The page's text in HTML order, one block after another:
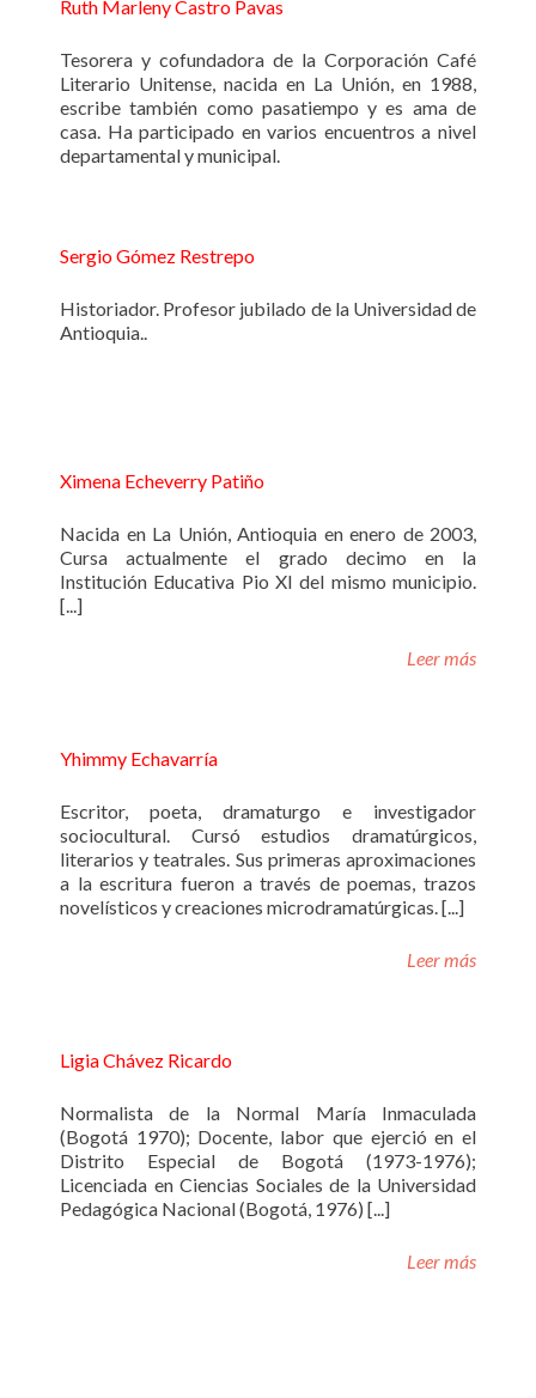
Ruth Marleny Castro Pavas
Tesorera y cofundadora de la Corporación Café
Literario Unitense, nacida en La Unión, en 1988,
escribe también como pasatiempo y es ama de
casa. Ha participado en varios encuentros a nivel
departamental y municipal.
Sergio Gómez Restrepo
Historiador. Profesor jubilado de la Universidad de
Antioquia..
Ximena Echeverry Patiño
Nacida en La Unión, Antioquia en enero de 2003,
Cursa actualmente el grado decimo en la
Institución Educativa Pio XI del mismo municipio.
[...]
Leer más
Yhimmy Echavarría
Escritor, poeta, dramaturgo e investigador
sociocultural. Cursó estudios dramatúrgicos,
literarios y teatrales. Sus primeras aproximaciones
a la escritura fueron a través de poemas, trazos
novelísticos y creaciones microdramatúrgicas. [...]
Leer más
Ligia Chávez Ricardo
Normalista de la Normal María Inmaculada
(Bogotá 1970); Docente, labor que ejerció en el
Distrito Especial de Bogotá (1973-1976);
Licenciada en Ciencias Sociales de la Universidad
Pedagógica Nacional (Bogotá, 1976) [...]
Leer más